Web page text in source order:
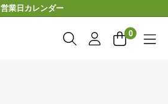
営業日カレンダー
0